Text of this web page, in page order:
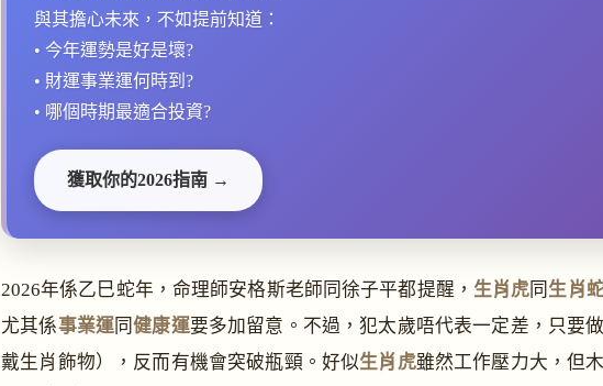
與其擔心未來，不如提前知道：
• 今年運勢是好是壞?
• 財運事業運何時到?
• 哪個時期最適合投資?
獲取你的2026指南 →
2026年係乙巳蛇年，命理師安格斯老師同徐子平都提醒， 生肖虎同 生肖
尤其係事業運同健康運要多加留意。不過，犯太歲唔代表一定差，只要
戴生肖飾物），反而有機會突破瓶頸。好似生肖虎雖然工作壓力大，但